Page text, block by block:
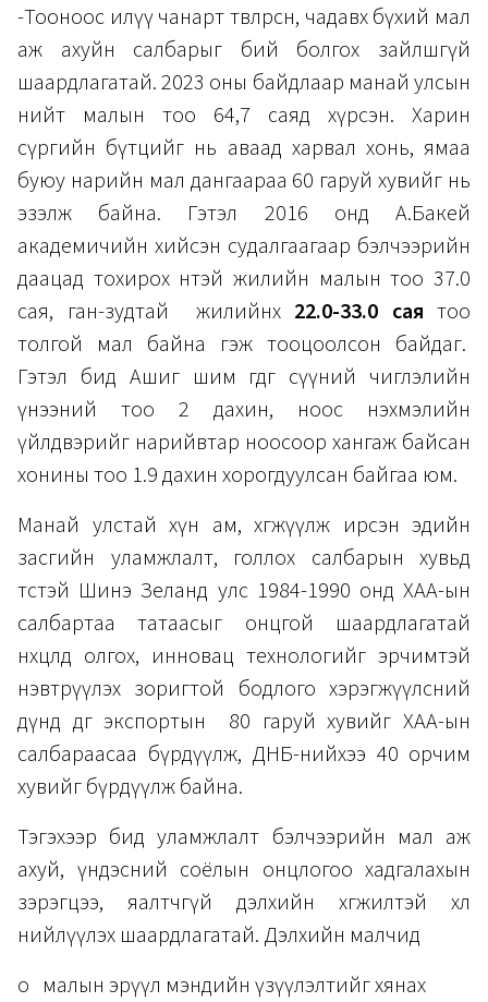
-Тооноос илүү чанарт төвлөрсөн, чадавх бүхий мал
аж ахуйн салбарыг бий болгох зайлшгүй
шаардлагатай. 2023 оны байдлаар манай улсын
нийт малын тоо 64,7 саяд хүрсэн. Харин
сүргийн бүтцийг нь аваад харвал хонь, ямаа
буюу нарийн мал дангаараа 60 гаруй хувийг нь
эзэлж байна. Гэтэл 2016 онд А.Бакей
академичийн хийсэн судалгаагаар бэлчээрийн
даацад тохирох өнтэй жилийн малын тоо 37.0
сая, ган-зудтай жилийнх 22.0-33.0 сая тоо
толгой мал байна гэж тооцоолсон байдаг.
Гэтэл бид Ашиг шим өгдөг сүүний чиглэлийн
үнээний тоо 2 дахин, ноос нэхмэлийн
үйлдвэрийг нарийвтар ноосоор хангаж байсан
хонины тоо 1.9 дахин хорогдуулсан байгаа юм.
Манай улстай хүн ам, хөгжүүлж ирсэн эдийн
засгийн уламжлалт, голлох салбарын хувьд
төстэй Шинэ Зеланд улс 1984-1990 онд ХАА-ын
салбартаа татаасыг онцгой шаардлагатай
нөхцөлд олгох, инновац технологийг эрчимтэй
нэвтрүүлэх зоригтой бодлого хэрэгжүүлсний
дүнд өдгөө экспортын 80 гаруй хувийг ХАА-ын
салбараасаа бүрдүүлж, ДНБ-нийхээ 40 орчим
хувийг бүрдүүлж байна.
Тэгэхээр бид уламжлалт бэлчээрийн мал аж
ахуй, үндэсний соёлын онцлогоо хадгалахын
зэрэгцээ, яалтчгүй дэлхийн хөгжилтэй хөл
нийлүүлэх шаардлагатай. Дэлхийн малчид
o малын эрүүл мэндийн үзүүлэлтийг хянах